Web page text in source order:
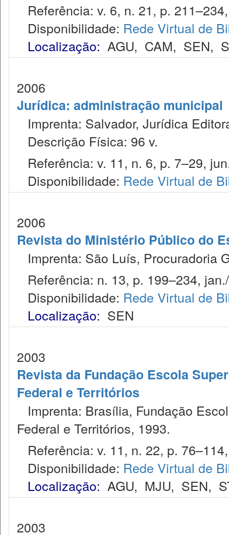
Referência: v. 6, n. 21, p.
Disponibilidade: Rede Virtual de
Localização: AGU, CAM, SEN,
2006
Jurídica: administração municipal
Imprenta: Salvador, Jurídica
Descrição Física: 96 v.
Referência: v. 11, n. 6, p. 7–29,
Disponibilidade: Rede Virtual de
2006
Revista do Ministério Público do
Imprenta: São Luís, Procuradoria
Referência: n. 13, p. 199–234,
Disponibilidade: Rede Virtual de
Localização: SEN
2003
Revista da Fundação Escola
Federal e Territórios
Imprenta: Brasília, Fundação
Federal e Territórios, 1993.
Referência: v. 11, n. 22, p.
Disponibilidade: Rede Virtual de
Localização: AGU, MJU, SEN,
2003